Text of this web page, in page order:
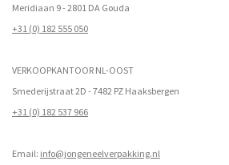
Meridiaan 9 - 2801 DA Gouda
+31 (0) 182 555 050
VERKOOPKANTOOR NL-OOST
Smederijstraat 2D - 7482 PZ Haaksbergen
+31 (0) 182 537 966
Email: info@jongeneelverpakking.nl